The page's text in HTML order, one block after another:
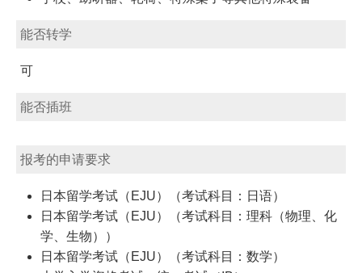
能否转学
可
能否插班
报考的申请要求
日本留学考试（EJU）（考试科目：日语）
日本留学考试（EJU）（考试科目：理科（物理、化
学、生物））
日本留学考试（EJU）（考试科目：数学）